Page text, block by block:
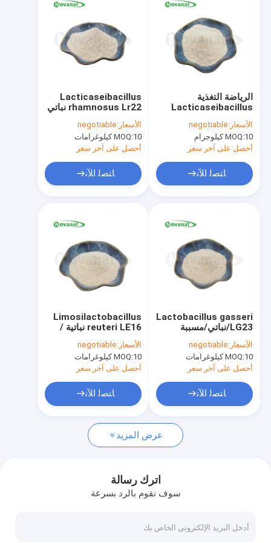
أشرطة فيديو
معلومات عنا
مراقبة الجودة
اتصل بنا
اطلب اقتباس
مسحوق البروبيوتيك
مسحوق مستخلص الأقحوان
الشاي الأخضر L- الثيانين
Lacticaseibacillus
rhamnosus Lr22 نباتي
خالي من مسببات
الحساسية/خالي من
الغلوتين/خالي من
منتجات الألبان
الأسعار:negotiable
MOQ:10 كيلوغرامات
أحصل على آخر سعر
ﺎﺘﺼﻟ ﺍﻶﻧ
الرياضة التغذية
Lacticaseibacillus
casei LC18 حليب نباتي
الأسعار:negotiable
MOQ:10 كيلوجرام
أحصل على آخر سعر
ﺎﺘﺼﻟ ﺍﻶﻧ
Limosilactobacillus
reuteri LE16 نباتية /
الحساسية وخالية من
الغلوتين
الأسعار:negotiable
MOQ:10 كيلوغرامات
أحصل على آخر سعر
ﺎﺘﺼﻟ ﺍﻶﻧ
Lactobacillus gasseri
LG23/نباتي/مسببة
للحساسية/خالية من
الغلوتين/خالية من الألبان/
التغذية الرياضية
الأسعار:negotiable
MOQ:10 كيلوغرامات
أحصل على آخر سعر
ﺎﺘﺼﻟ ﺍﻶﻧ
عرض المزيد
اترك رسالة
سوف نقوم بالرد بسرعة